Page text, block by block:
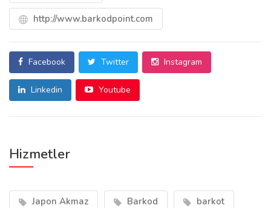
http://www.barkodpoint.com
Facebook Twitter Instagram
Linkedin Youtube
Hizmetler
Japon Akmaz Barkod barkot